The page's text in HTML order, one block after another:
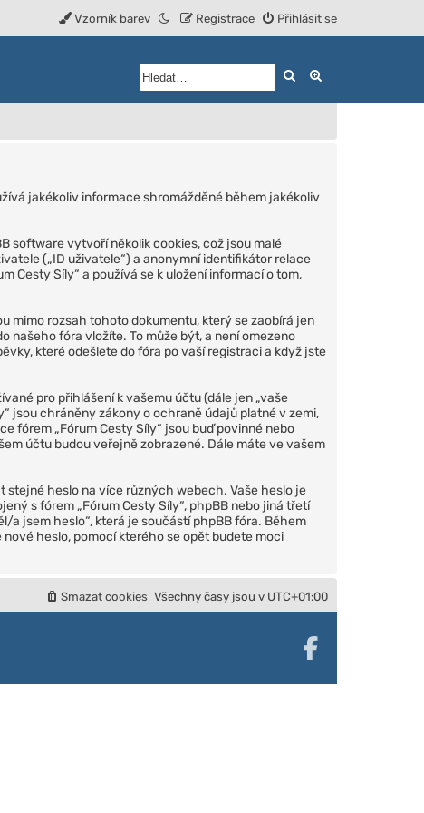
Přihlásit se
Registrace
Vzorník barev
Hledat
jakékoliv informace shromážděné během jakékoliv
software vytvoří několik cookies, což jsou malé
(„ID uživatele“) a anonymní identifikátor relace
Cesty Síly“ a používá se k uložení informací o tom,
mimo rozsah tohoto dokumentu, který se zaobírá jen
našeho fóra vložíte. To může být, a není omezeno
které odešlete do fóra po vaší registraci a když jste
pro přihlášení k vašemu účtu (dále jen „vaše
jsou chráněny zákony o ochraně údajů platné v zemi,
fórem „Fórum Cesty Síly“ jsou buď povinné nebo
účtu budou veřejně zobrazené. Dále máte ve vašem
heslo na více různých webech. Vaše heslo je
s fórem „Fórum Cesty Síly“, phpBB nebo jiná třetí
a jsem heslo“, která je součástí phpBB fóra. Během
heslo, pomocí kterého se opět budete moci
Všechny časy jsou v UTC+01:00
Smazat cookies